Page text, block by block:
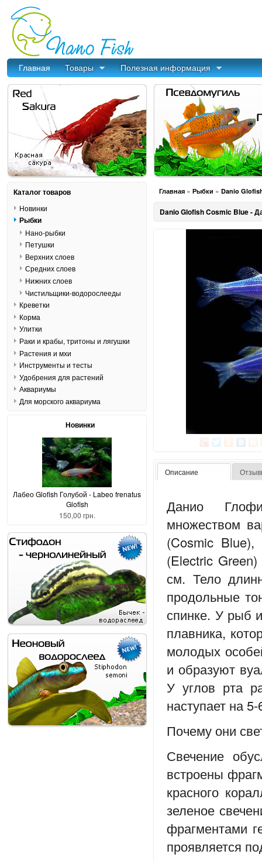
Главная Товары Полезная информация
Главная » Рыбки » Danio
Danio Glofish Cosmic Blue -
Описание
Данио
множеством
(Cosmic Blue),
(Electric
см. Тело
продольные
спинке. У рыб
плавника,
молодых
и образуют
У углов рта
наступает на
Почему они
Свечение
встроены
красного
зеленое
фрагментами
проявляется
Каталог товаров
Новинки
Рыбки
Нано-рыбки
Петушки
Верхних слоев
Средних слоев
Нижних слоев
Чистильщики-водорослееды
Креветки
Корма
Улитки
Раки и крабы, тритоны и лягушки
Растения и мхи
Инструменты и тесты
Удобрения для растений
Аквариумы
Для морского аквариума
Новинки
Лабео Glofish Голубой - Labeo frenatus
Glofish
150,00 грн.